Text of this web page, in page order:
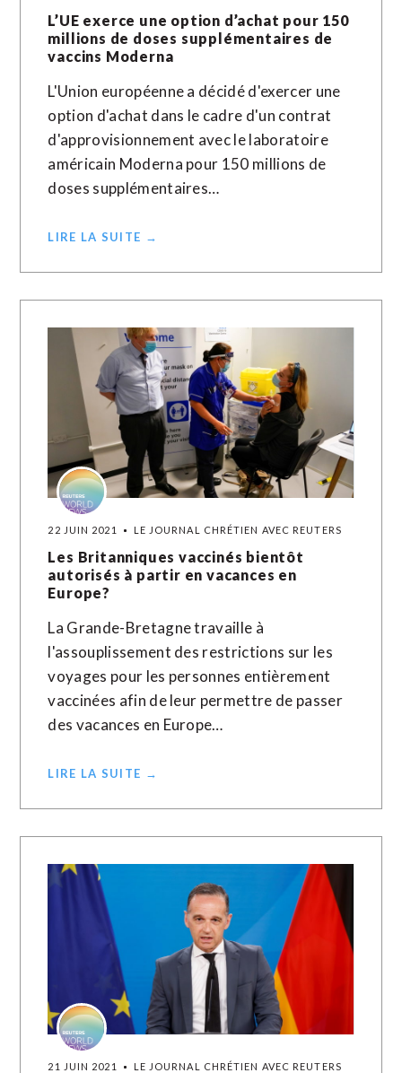
L’UE exerce une option d’achat pour 150
millions de doses supplémentaires de
vaccins Moderna
L'Union européenne a décidé d'exercer une
option d'achat dans le cadre d'un contrat
d'approvisionnement avec le laboratoire
américain Moderna pour 150 millions de
doses supplémentaires…
LIRE LA SUITE →
22 JUIN 2021 LE JOURNAL CHRÉTIEN AVEC REUTERS
Les Britanniques vaccinés bientôt
autorisés à partir en vacances en
Europe?
La Grande-Bretagne travaille à
l'assouplissement des restrictions sur les
voyages pour les personnes entièrement
vaccinées afin de leur permettre de passer
des vacances en Europe…
LIRE LA SUITE →
21 JUIN 2021 LE JOURNAL CHRÉTIEN AVEC REUTERS